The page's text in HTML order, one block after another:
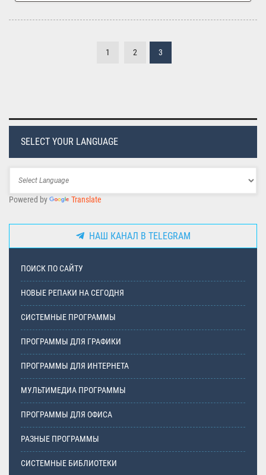
1 2 3
SELECT YOUR LANGUAGE
Powered by Translate
НАШ КАНАЛ В TELEGRAM
ПОИСК ПО САЙТУ
НОВЫЕ РЕПАКИ НА СЕГОДНЯ
СИСТЕМНЫЕ ПРОГРАММЫ
ПРОГРАММЫ ДЛЯ ГРАФИКИ
ПРОГРАММЫ ДЛЯ ИНТЕРНЕТА
МУЛЬТИМЕДИА ПРОГРАММЫ
ПРОГРАММЫ ДЛЯ ОФИСА
РАЗНЫЕ ПРОГРАММЫ
СИСТЕМНЫЕ БИБЛИОТЕКИ